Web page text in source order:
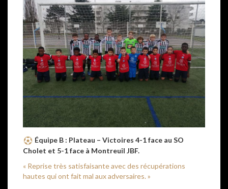
Équipe B : Plateau – Victoires 4-1 face au SO
Cholet et 5-1 face à Montreuil JBF.
« Reprise très satisfaisante avec des récupérations
hautes qui ont fait mal aux adversaires. »